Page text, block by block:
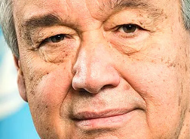
denunciaron que son una peligrosa
expansión de la geoingeniería marina